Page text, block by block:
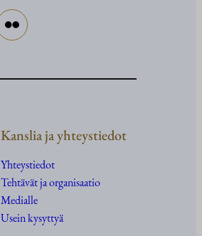
Kanslia ja yhteystiedot
Yhteystiedot
Tehtävät ja organisaatio
Medialle
Usein kysyttyä